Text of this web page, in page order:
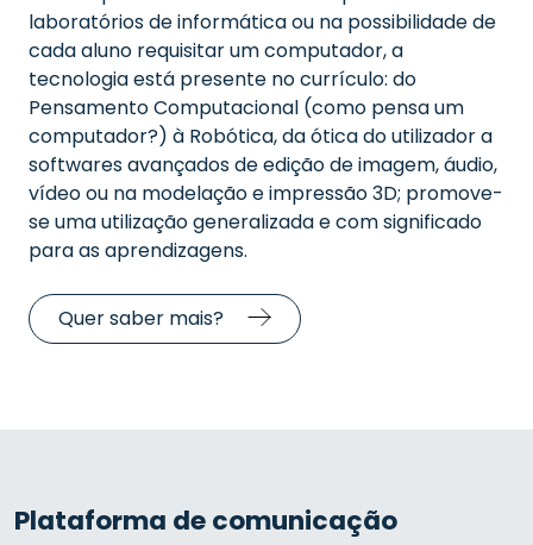
laboratórios de informática ou na possibilidade de
cada aluno requisitar um computador, a
tecnologia está presente no currículo: do
Pensamento Computacional (como pensa um
computador?) à Robótica, da ótica do utilizador a
softwares avançados de edição de imagem, áudio,
vídeo ou na modelação e impressão 3D; promove-
se uma utilização generalizada e com significado
para as aprendizagens.
Quer saber mais?
Plataforma de comunicação